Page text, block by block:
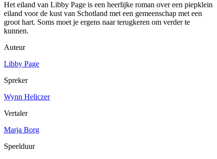
Het eiland van Libby Page is een heerlijke roman over een piepklein
eiland voor de kust van Schotland met een gemeenschap met een
groot hart. Soms moet je ergens naar terugkeren om verder te
kunnen.
Auteur
Libby Page
Spreker
Wynn Heliczer
Vertaler
Marja Borg
Speelduur